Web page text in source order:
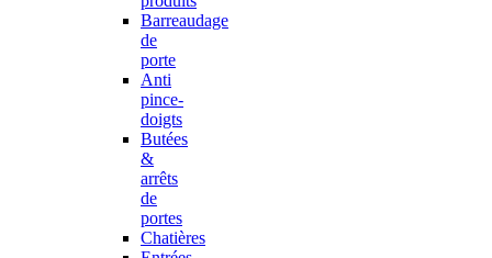
Barreaudage
de
porte
Anti
pince-
doigts
Butées
&
arrêts
de
portes
Chatières